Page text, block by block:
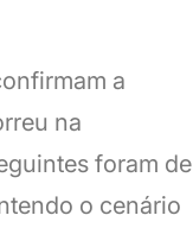
a
na
foram de
o cenário